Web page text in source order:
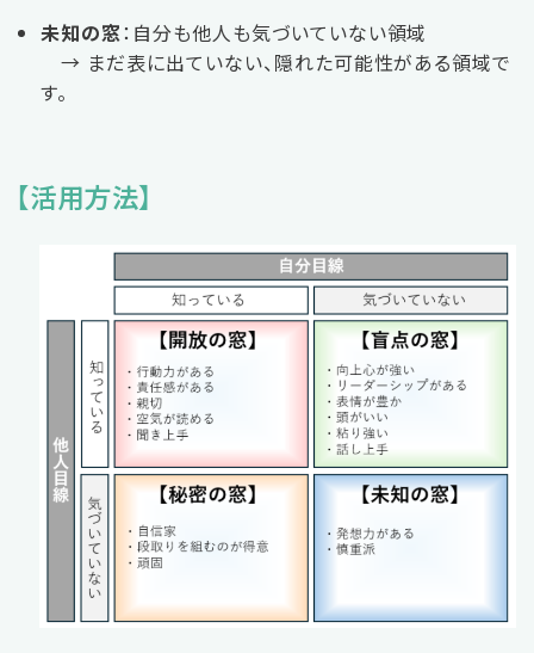
未知の窓：自分も他人も気づいていない領域
→ まだ表に出ていない、隠れた可能性がある領域で
す。
【活用方法】